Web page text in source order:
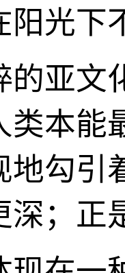
阳光下
的亚文
类本能
地勾引
深；正